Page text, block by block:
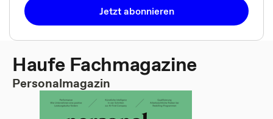
Jetzt abonnieren
Haufe Fachmagazine
Personalmagazin